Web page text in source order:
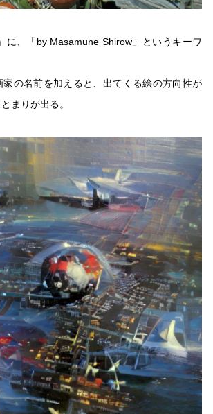
に、「by Masamune Shirow」というキーワ
の名前を加えると、出てくる絵の方向性が
まりが出る。